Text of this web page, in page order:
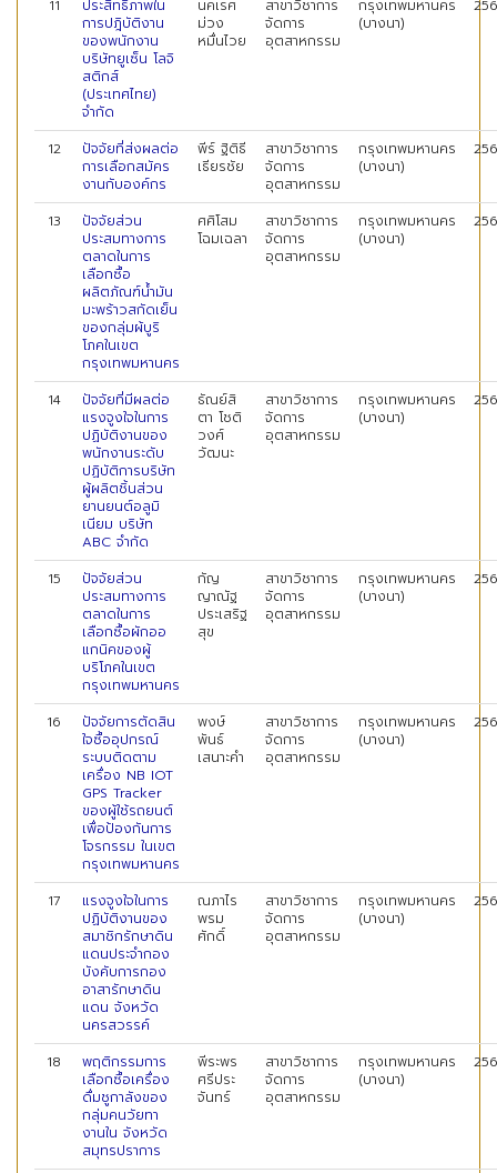
11
ประสิทธิภาพใน
การปฎิบัติงาน
ของพนักงาน
บริษัทยูเซ็น โลจิ
สติกส์
(ประเทศไทย)
จำกัด
นคเรศ
ม่วง
หมื่นไวย
สาขาวิชาการ
จัดการ
อุตสาหกรรม
กรุงเทพมหานคร
(บางนา)
12
ปัจจัยที่ส่งผลต่อ
การเลือกสมัคร
งานกับองค์กร
พีร์ ฐิติธี
เธียรชัย
สาขาวิชาการ
จัดการ
อุตสาหกรรม
กรุงเทพมหานคร
(บางนา)
13
ปัจจัยส่วน
ประสมทางการ
ตลาดในการ
เลือกซื้อ
ผลิตภัณฑ์น้ำมัน
มะพร้าวสกัดเย็น
ของกลุ่มผ้บูริ
โภคในเขต
กรุงเทพมหานคร
ศศิโสม
โฉมเฉลา
สาขาวิชาการ
จัดการ
อุตสาหกรรม
กรุงเทพมหานคร
(บางนา)
14
ปัจจัยที่มีผลต่อ
แรงจูงใจในการ
ปฏิบัติงานของ
พนักงานระดับ
ปฏิบัติการบริษัท
ผู้ผลิตชิ้นส่วน
ยานยนต์อลูมิ
เนียม บริษัท
ABC จำกัด
ธัณย์สิ
ตา โชติ
วงศ์
วัฒนะ
สาขาวิชาการ
จัดการ
อุตสาหกรรม
กรุงเทพมหานคร
(บางนา)
15
ปัจจัยส่วน
ประสมทางการ
ตลาดในการ
เลือกซื้อผักออ
แกนิคของผู้
บริโภคในเขต
กรุงเทพมหานคร
กัญ
ญาณัฐ
ประเสริฐ
สุข
สาขาวิชาการ
จัดการ
อุตสาหกรรม
กรุงเทพมหานคร
(บางนา)
16
ปัจจัยการตัดสิน
ใจซื้ออุปกรณ์
ระบบติดตาม
เครื่อง NB IOT
GPS Tracker
ของผู้ใช้รถยนต์
เพื่อป้องกันการ
โจรกรรม ในเขต
กรุงเทพมหานคร
พงษ์
พันธ์
เสนาะคำ
สาขาวิชาการ
จัดการ
อุตสาหกรรม
กรุงเทพมหานคร
(บางนา)
17
แรงจูงใจในการ
ปฏิบัติงานของ
สมาชิกรักษาดิน
แดนประจำกอง
บังคับการกอง
อาสารักษาดิน
แดน จังหวัด
นครสวรรค์
ณภาไร
พรม
ศักดิ์
สาขาวิชาการ
จัดการ
อุตสาหกรรม
กรุงเทพมหานคร
(บางนา)
18
พฤติกรรมการ
เลือกซื้อเครื่อง
ดื่มชูกาลังของ
กลุ่มคนวัยทา
งานใน จังหวัด
สมุทรปราการ
พีระพร
ศรีประ
จันทร์
สาขาวิชาการ
จัดการ
อุตสาหกรรม
กรุงเทพมหานคร
(บางนา)